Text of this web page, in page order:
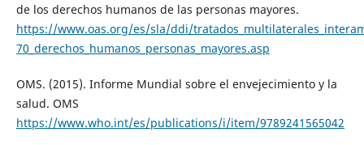
de los derechos humanos de las personas mayores.
https://www.oas.org/es/sla/ddi/
70_derechos_humanos_personas_mayores.asp
OMS. (2015). Informe Mundial sobre el envejecimiento y la
salud. OMS
https://www.who.int/es/publications/i/item/9789241565042